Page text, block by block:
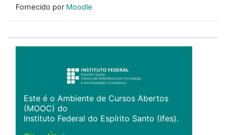
Fornecido por Moodle
Este é o Ambiente de Cursos Abertos
(MOOC) do
Instituto Federal do Espírito Santo (Ifes).